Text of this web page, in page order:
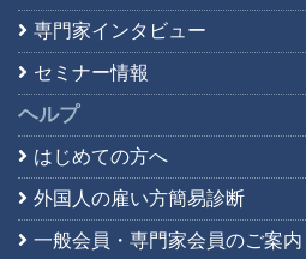
専門家インタビュー
セミナー情報
ヘルプ
はじめての方へ
外国人の雇い方簡易診断
一般会員・専門家会員のご案内